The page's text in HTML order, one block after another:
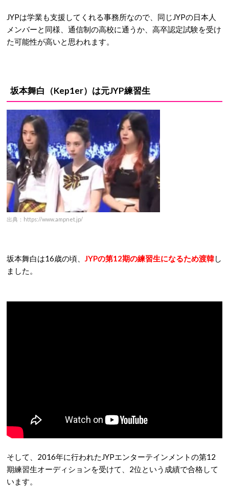
JYPは学業も支援してくれる事務所なので、同じJYPの日本人
メンバーと同様、通信制の高校に通うか、高卒認定試験を受け
た可能性が高いと思われます。
坂本舞白（Kep1er）は元JYP練習生
出典：https://www.ampnet.jp/
坂本舞白は16歳の頃、 JYPの第12期の練習生になるため渡韓し
ました。
そして、2016年に行われたJYPエンターテインメントの第12
期練習生オーディションを受けて、2位という成績で合格して
います。